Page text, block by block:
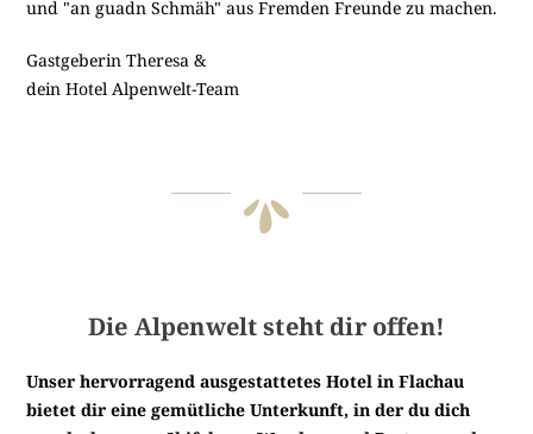
und "an guadn Schmäh" aus Fremden Freunde zu machen.
Gastgeberin Theresa &
dein Hotel Alpenwelt-Team
Die Alpenwelt steht dir offen!
Unser hervorragend ausgestattetes Hotel in Flachau
bietet dir eine gemütliche Unterkunft, in der du dich